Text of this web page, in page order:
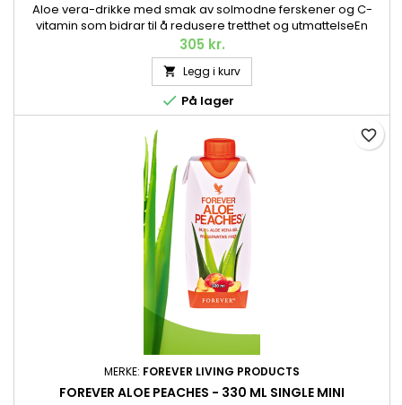
Aloe vera-drikke med smak av solmodne ferskener og C-
vitamin som bidrar til å redusere tretthet og utmattelseEn
fruktig versjon av vår populære Aloe vera-juicedrikk med
smak av søte ferskener. Akkurat som originalen består
Forever Aloe Peaches™ av den fineste indre gelen fra
håndhøstet Aloe vera av høyeste kvalitet. Nå inneholder den
også C-vitamin og har...
305 kr.
 Legg i kurv
 På lager
MERKE: FOREVER LIVING PRODUCTS
FOREVER ALOE PEACHES - 330 ML SINGLE MINI
favorite_border